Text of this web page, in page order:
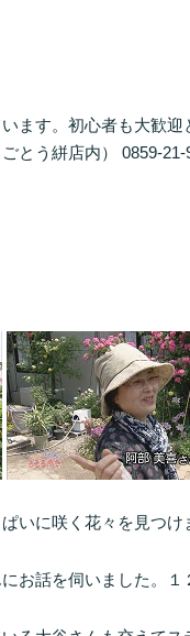
ます。初心者も大歓迎
とう絣店内） 0859-21-
いに咲く花々を見つけ
お話を伺いました。